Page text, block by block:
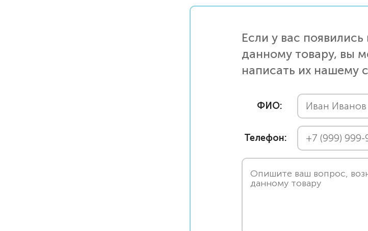
Если у вас
данному товару, вы
написать их нашему
ФИО:
Телефон: